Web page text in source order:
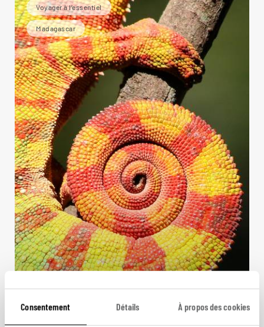
Consentement Détails À propos des cookies
Voyager à l’essentiel
Madagascar
L’île Rouge plein nord
Tour du Nord malgache, d'Antananarivo à Diego-